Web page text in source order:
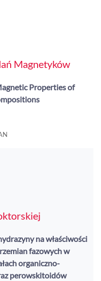
Magnetyków
Properties of
na właściwości
fazowych w
organiczno-
perowskitoidów